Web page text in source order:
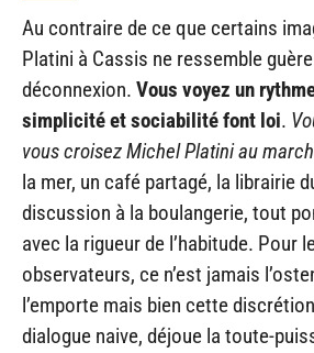
Au contraire de ce que certains
Platini à Cassis ne ressemble
déconnexion. Vous voyez un
simplicité et sociabilité font loi.
vous croisez Michel Platini au
la mer, un café partagé, la librairie
discussion à la boulangerie, tout
avec la rigueur de l’habitude. Pour
observateurs, ce n’est jamais
l’emporte mais bien cette
dialogue naive, déjoue la toute-